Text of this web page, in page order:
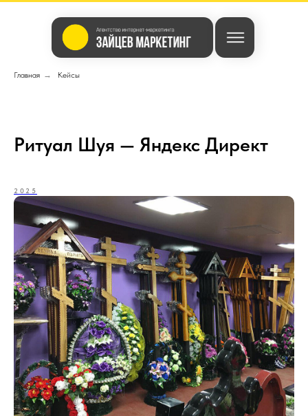
Главная → Кейсы
Ритуал Шуя — Яндекс Директ
2025